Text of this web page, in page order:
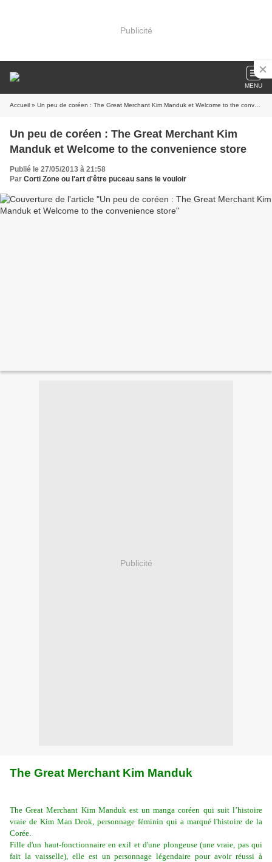
Publicité
MENU
Accueil » Un peu de coréen : The Great Merchant Kim Manduk et Welcome to the convenience store
Un peu de coréen : The Great Merchant Kim
Manduk et Welcome to the convenience store
Publié le 27/05/2013 à 21:58
Par Corti Zone ou l'art d'être puceau sans le vouloir
Publicité
The Great Merchant Kim Manduk
The Great Merchant Kim Manduk est un manga coréen qui suit l’histoire
vraie de Kim Man Deok, personnage féminin qui a marqué l'histoire de la
Corée.
Fille d'un haut-fonctionnaire en exil et d'une plongeuse (une vraie, pas qui
fait la vaisselle), elle est un personnage légendaire pour avoir réussi à